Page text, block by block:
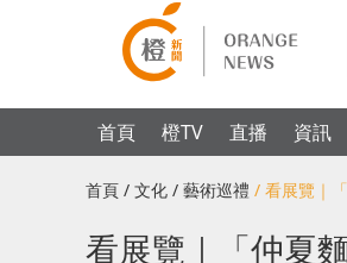
首頁 橙TV 直播 資訊
首頁 / 文化 / 藝術巡禮 / 看展覽｜
看展覽｜「仲夏